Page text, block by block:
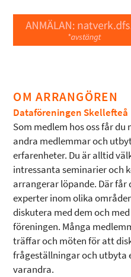
OM ARRANGÖREN
Dataföreningen Skellefteå
Som medlem hos oss får
andra medlemmar och
erfarenheter. Du är alltid
intressanta seminarier och
arrangerar löpande. Där får
experter inom olika
diskutera med dem och
föreningen. Många
träffar och möten för att
frågeställningar och utbyta
varandra.